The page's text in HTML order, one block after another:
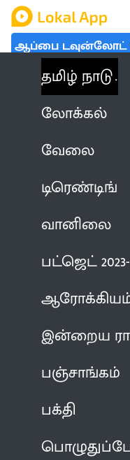
ஆப்பை டவுன்லோட்
தமிழ் நாடு
லோக்கல்
வேலை
டிரெண்டிங்
வானிலை
பட்ஜெட்
இன்றைய
பஞ்சாங்கம்
பக்தி